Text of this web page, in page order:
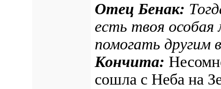
Отец Бенак:
есть твоя
помогать другим
Кончита:
сошла с Неба на